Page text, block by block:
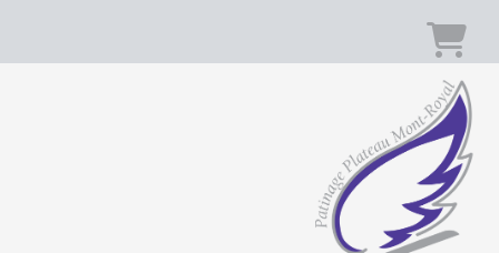
Panier